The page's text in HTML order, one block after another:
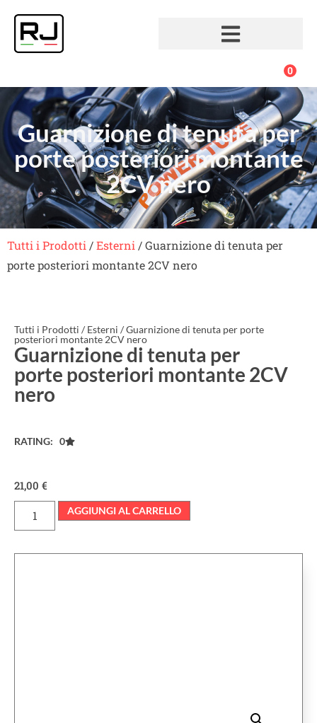
0
Guarnizione di tenuta per
porte posteriori montante
2CV nero
Tutti i Prodotti /Esterni / Guarnizione di tenuta per
porte posteriori montante 2CV nero
Tutti i Prodotti / Esterni / Guarnizione di tenuta per porte
posteriori montante 2CV nero
Guarnizione di tenuta per
porte posteriori montante 2CV
nero
RATING: 0
21,00 €
AGGIUNGI AL CARRELLO